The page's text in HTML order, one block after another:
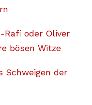
Rafi oder Oliver
bösen Witze
Schweigen der